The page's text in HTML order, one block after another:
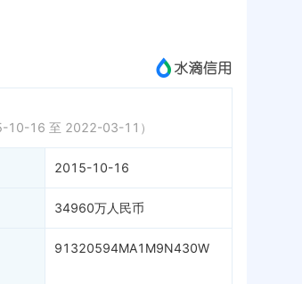
成为vip查看
10-16 至 2022-03-11）
2015-10-16
34960万人民币
91320594MA1M9N430W